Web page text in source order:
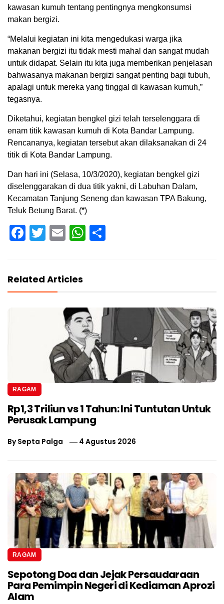
kawasan kumuh tentang pentingnya mengkonsumsi
makan bergizi.
“Melalui kegiatan ini kita mengedukasi warga jika
makanan bergizi itu tidak mesti mahal dan sangat mudah
untuk didapat. Selain itu kita juga memberikan penjelasan
bahwasanya makanan bergizi sangat penting bagi tubuh,
apalagi untuk mereka yang tinggal di kawasan kumuh,”
tegasnya.
Diketahui, kegiatan bengkel gizi telah terselenggara di
enam titik kawasan kumuh di Kota Bandar Lampung.
Rencananya, kegiatan tersebut akan dilaksanakan di 24
titik di Kota Bandar Lampung.
Dan hari ini (Selasa, 10/3/2020), kegiatan bengkel gizi
diselenggarakan di dua titik yakni, di Labuhan Dalam,
Kecamatan Tanjung Seneng dan kawasan TPA Bakung,
Teluk Betung Barat. (*)
Facebook
Twitter
EmailWhatsApp
Related Articles
RAGAM
Rp1,3 Triliun vs 1 Tahun: Ini Tuntutan Untuk
Perusak Lampung
BySepta Palga 4 Agustus 2026
RAGAM
Sepotong Doa dan Jejak Persaudaraan
Para Pemimpin Negeri di Kediaman Aprozi
Alam